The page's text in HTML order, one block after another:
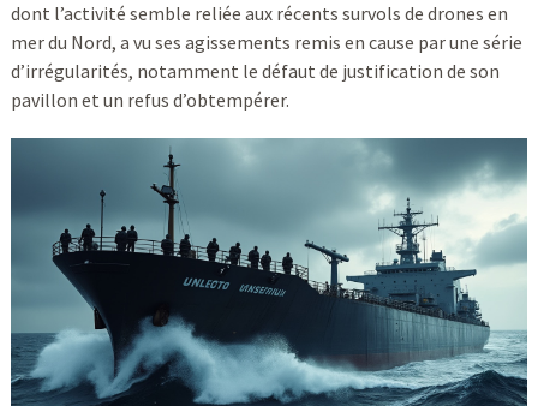
dont l’activité semble reliée aux récents survols de drones en
mer du Nord, a vu ses agissements remis en cause par une série
d’irrégularités, notamment le défaut de justification de son
pavillon et un refus d’obtempérer.